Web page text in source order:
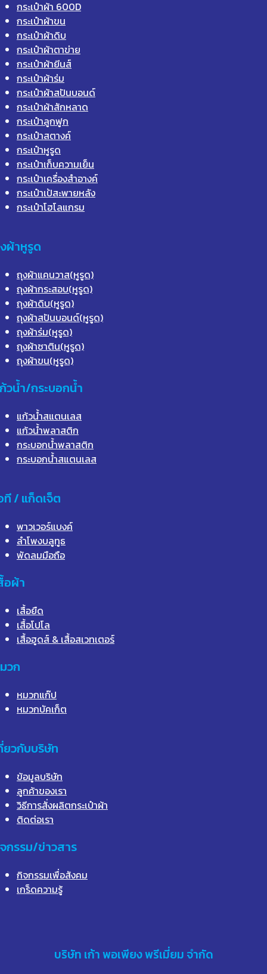
กระเป๋าผ้า 600D
กระเป๋าผ้าขน
กระเป๋าผ้าดิบ
กระเป๋าผ้าตาข่าย
กระเป๋าผ้ายีนส์
กระเป๋าผ้าร่ม
กระเป๋าผ้าสปันบอนด์
กระเป๋าผ้าสักหลาด
กระเป๋าลูกฟูก
กระเป๋าสตางค์
กระเป๋าหูรูด
กระเป๋าเก็บความเย็น
กระเป๋าเครื่องสำอางค์
กระเป๋าเป้สะพายหลัง
กระเป๋าโฮโลแกรม
ผ้าหูรูด
ถุงผ้าแคนวาส(หูรูด)
ถุงผ้ากระสอบ(หูรูด)
ถุงผ้าดิบ(หูรูด)
ถุงผ้าสปันบอนด์(หูรูด)
ถุงผ้าร่ม(หูรูด)
ถุงผ้าซาติน(หูรูด)
ถุงผ้าขน(หูรูด)
วน้ำ/กระบอกน้ำ
แก้วน้ำสแตนเลส
แก้วน้ำพลาสติก
กระบอกน้ำพลาสติก
กระบอกน้ำสแตนเลส
ที / แก็ดเจ็ต
พาวเวอร์แบงค์
ลำโพงบลูทูธ
พัดลมมือถือ
อผ้า
เสื้อยืด
เสื้อโปโล
เสื้อฮูดส์ & เสื้อสเวทเตอร์
วก
หมวกแก๊ป
หมวกบัคเก็ต
ยวกับบริษัท
ข้อมูลบริษัท
ลูกค้าของเรา
วิธีการสั่งผลิตกระเป๋าผ้า
ติดต่อเรา
กรรม/ข่าวสาร
กิจกรรมเพื่อสังคม
เกร็ดความรู้
บริษัท เก้าพอเพียง พรีเมี่ยม จำกัด